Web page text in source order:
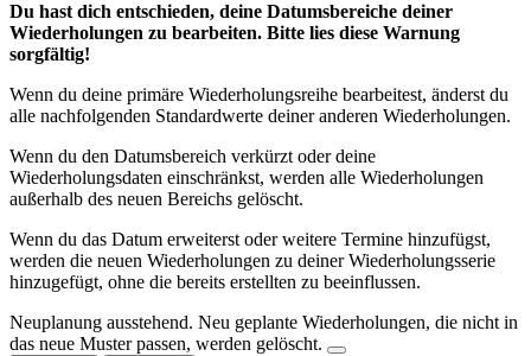
Du hast dich entschieden, deine Datumsbereiche deiner
Wiederholungen zu bearbeiten. Bitte lies diese Warnung
sorgfältig!
Wenn du deine primäre Wiederholungsreihe bearbeitest, änderst du
alle nachfolgenden Standardwerte deiner anderen Wiederholungen.
Wenn du den Datumsbereich verkürzt oder deine
Wiederholungsdaten einschränkst, werden alle Wiederholungen
außerhalb des neuen Bereichs gelöscht.
Wenn du das Datum erweiterst oder weitere Termine hinzufügst,
werden die neuen Wiederholungen zu deiner Wiederholungsserie
hinzugefügt, ohne die bereits erstellten zu beeinflussen.
Neuplanung ausstehend. Neu geplante Wiederholungen, die nicht in
das neue Muster passen, werden gelöscht.